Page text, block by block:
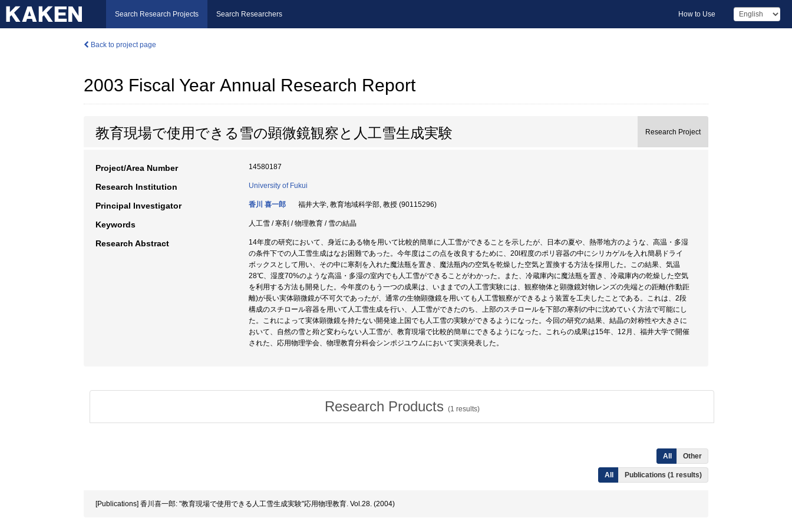
Search Research Projects Search Researchers How to Use
Back to project page
2003 Fiscal Year Annual Research Report
教育現場で使用できる雪の顕微鏡観察と人工雪生成実験 Research Project
Project/Area Number 14580187
Research Institution University of Fukui
Principal Investigator 香川 喜一郎 福井大学, 教育地域科学部, 教授 (90115296)
Keywords 人工雪 / 寒剤 / 物理教育 / 雪の結晶
Research Abstract
14年度の研究において、身近にある物を用いて比較的簡単に人工雪ができることを示したが、日本の夏や、熱帯地方のような、高温・多湿
の条件下での人工雪生成はなお困難であった。今年度はこの点を改良するために、20l程度のポリ容器の中にシリカゲルを入れ簡易ドライ
ボックスとして用い、その中に寒剤を入れた魔法瓶を置き、魔法瓶内の空気を乾燥した空気と置換する方法を採用した。この結果、気温
28℃、湿度70%のような高温・多湿の室内でも人工雪ができることがわかった。また、冷蔵庫内に魔法瓶を置き、冷蔵庫内の乾燥した空気
を利用する方法も開発した。今年度のもう一つの成果は、いままでの人工雪実験には、観察物体と顕微鏡対物レンズの先端との距離(作動距
離)が長い実体顕微鏡が不可欠であったが、通常の生物顕微鏡を用いても人工雪観察ができるよう装置を工夫したことである。これは、2段
構成のスチロール容器を用いて人工雪生成を行い、人工雪ができたのち、上部のスチロールを下部の寒剤の中に沈めていく方法で可能にし
た。これによって実体顕微鏡を持たない開発途上国でも人工雪の実験ができるようになった。今回の研究の結果、結晶の対称性や大きさに
おいて、自然の雪と殆ど変わらない人工雪が、教育現場で比較的簡単にできるようになった。これらの成果は15年、12月、福井大学で開催
された、応用物理学会、物理教育分科会シンポジユウムにおいて実演発表した。
Research Products (1 results)
All Other
All Publications (1 results)
[Publications] 香川喜一郎: "教育現場で使用できる人工雪生成実験"応用物理教育. Vol.28. (2004)